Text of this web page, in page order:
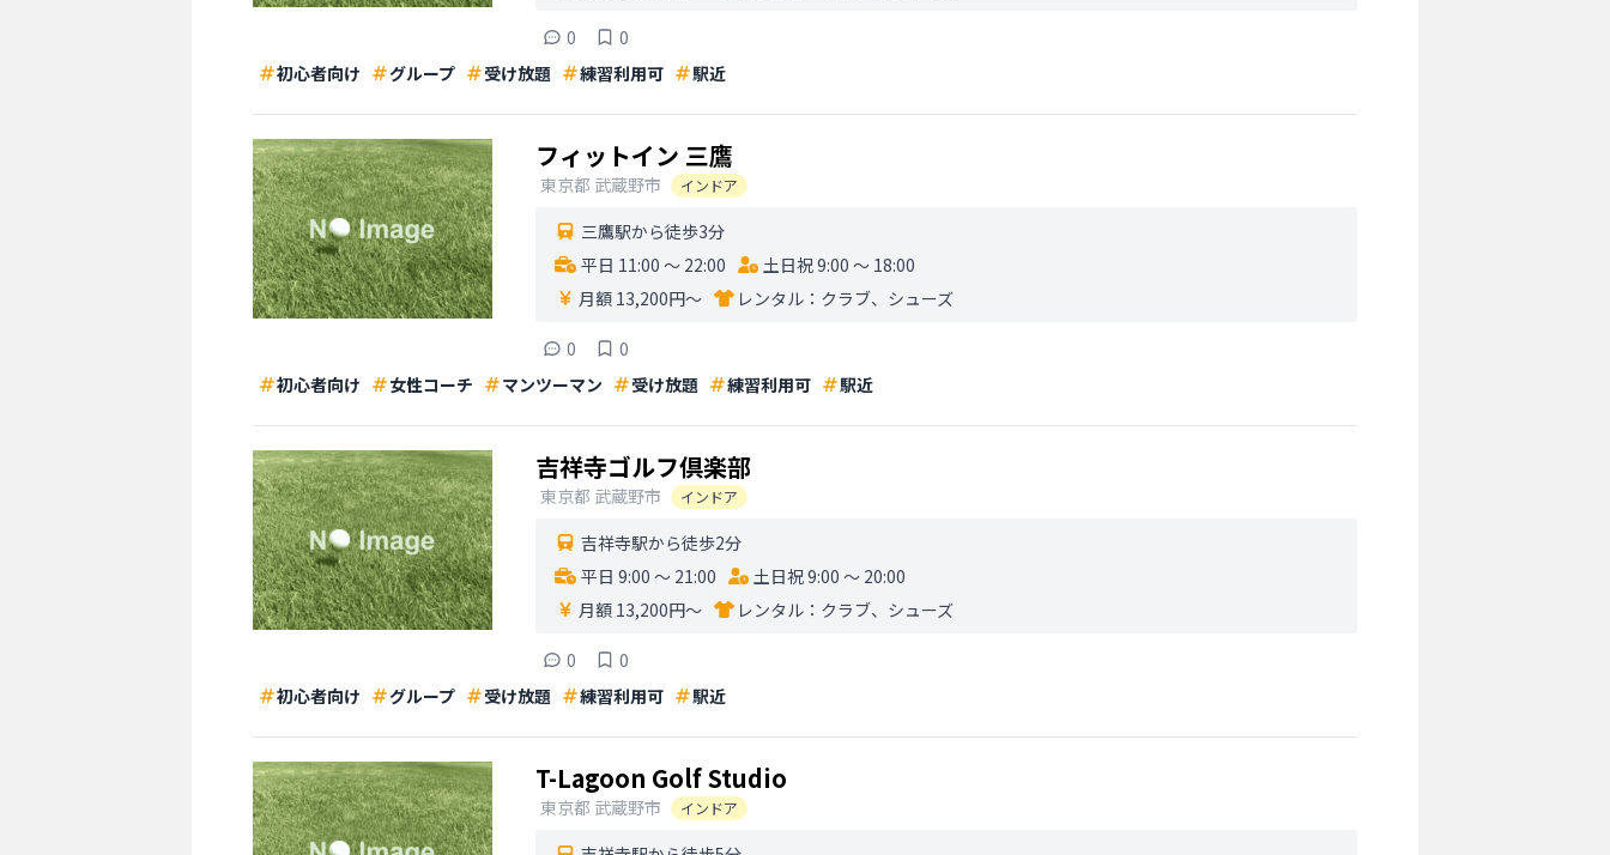
0
0
初心者向け
グループ 受け放題 練習利用可 駅近
フィットイン 三鷹
東京都 武蔵野市 インドア
三鷹駅から徒歩3分
平日 11:00 〜 22:00
土日祝 9:00 〜 18:00
月額 13,200円〜
レンタル： クラブ、シューズ
0
0
初心者向け
女性コーチ マンツーマン 受け放題 練習利用可 駅近
吉祥寺ゴルフ倶楽部
東京都 武蔵野市 インドア
吉祥寺駅から徒歩2分
平日 9:00 〜 21:00
土日祝 9:00 〜 20:00
月額 13,200円〜
レンタル： クラブ、シューズ
0
0
初心者向け
グループ 受け放題 練習利用可 駅近
T-Lagoon Golf Studio
東京都 武蔵野市 インドア